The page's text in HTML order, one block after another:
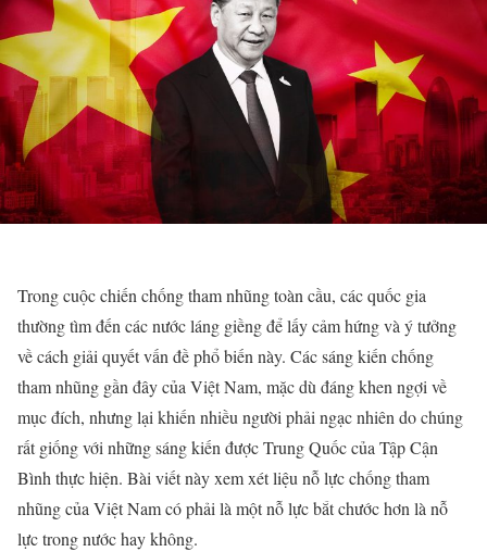
Trong cuộc chiến chống tham nhũng toàn cầu, các quốc gia
thường tìm đến các nước láng giềng để lấy cảm hứng và ý tưởng
về cách giải quyết vấn đề phổ biến này. Các sáng kiến chống
tham nhũng gần đây của Việt Nam, mặc dù đáng khen ngợi về
mục đích, nhưng lại khiến nhiều người phải ngạc nhiên do chúng
rất giống với những sáng kiến được Trung Quốc của Tập Cận
Bình thực hiện. Bài viết này xem xét liệu nỗ lực chống tham
nhũng của Việt Nam có phải là một nỗ lực bắt chước hơn là nỗ
lực trong nước hay không.